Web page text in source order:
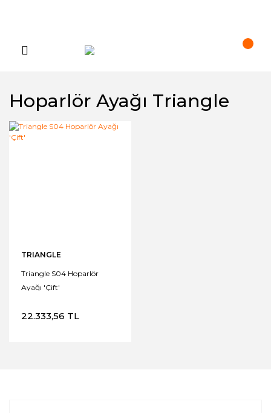
Hoparlör Ayağı Triangle
TRIANGLE
Triangle S04 Hoparlör
Ayağı 'Çift'
22.333,56 TL